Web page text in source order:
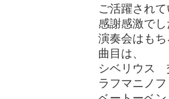
ご活躍され
感謝感激で
演奏会はも
曲目は、
シベリウス
ラフマニノ